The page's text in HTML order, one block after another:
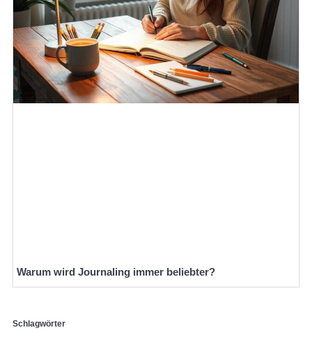
Warum wird Journaling immer beliebter?
Schlagwörter